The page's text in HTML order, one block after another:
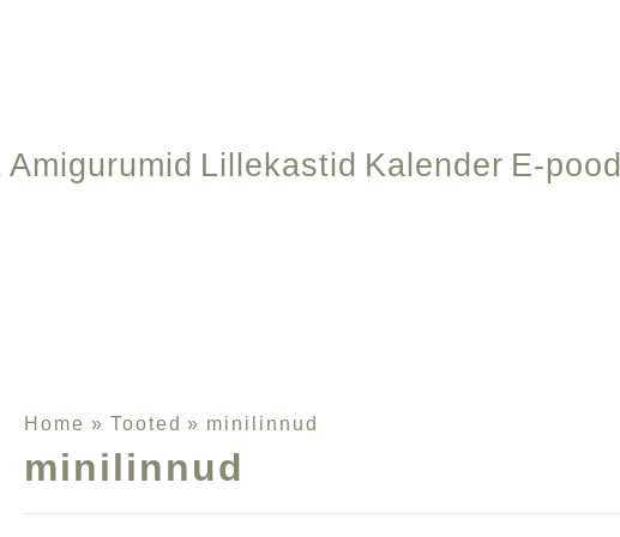
Amigurumid Lillekastid Kalender E-pood
Home Tooted minilinnud
minilinnud